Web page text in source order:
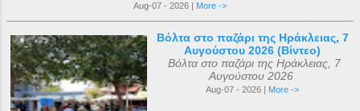
Aug-07 - 2026 | More ->
Βόλτα στο παζάρι της Ηράκλειας, 7
Αυγούστου 2026 (Βίντεο)
Βόλτα στο παζάρι της Ηράκλειας, 7
Αυγούστου 2026
Aug-07 - 2026 | More ->